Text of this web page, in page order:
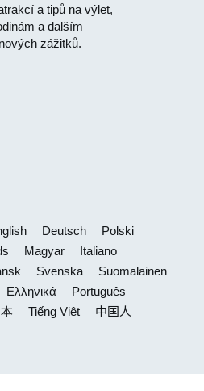
a tipů na výlet,
a dalším
zážitků.
Deutsch
Polski
Magyar
Italiano
Svenska
Suomalainen
Ελληνικά
Português
Tiếng Việt 中国人